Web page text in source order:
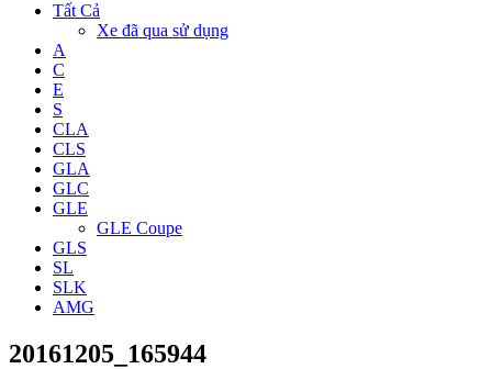
Tất Cả
Xe đã qua sử dụng
A
C
E
S
CLA
CLS
GLA
GLC
GLE
GLE Coupe
GLS
SL
SLK
AMG
20161205_165944